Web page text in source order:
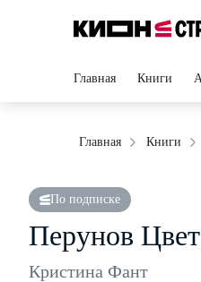
Главная Книги
Главная Книги
По подписке
Перунов Цвет
Кристина Фант